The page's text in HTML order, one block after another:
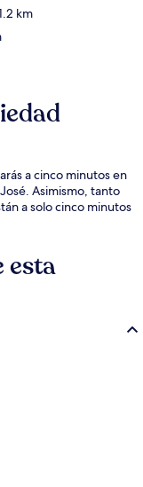
km
a cinco minutos en
Asimismo, tanto
a solo cinco minutos
esta